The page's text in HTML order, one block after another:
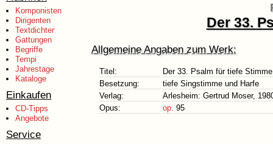
Komponisten
Dirigenten
Textdichter
Gattungen
Begriffe
Tempi
Jahrestage
Kataloge
Einkaufen
CD-Tipps
Angebote
Service
Der 33.
Allgemeine Angaben zum Werk:
Titel:
Der 33. Psalm für tiefe
Besetzung:
tiefe Singstimme und Harfe
Verlag:
Arlesheim: Gertrud Moser,
Opus:
op. 95